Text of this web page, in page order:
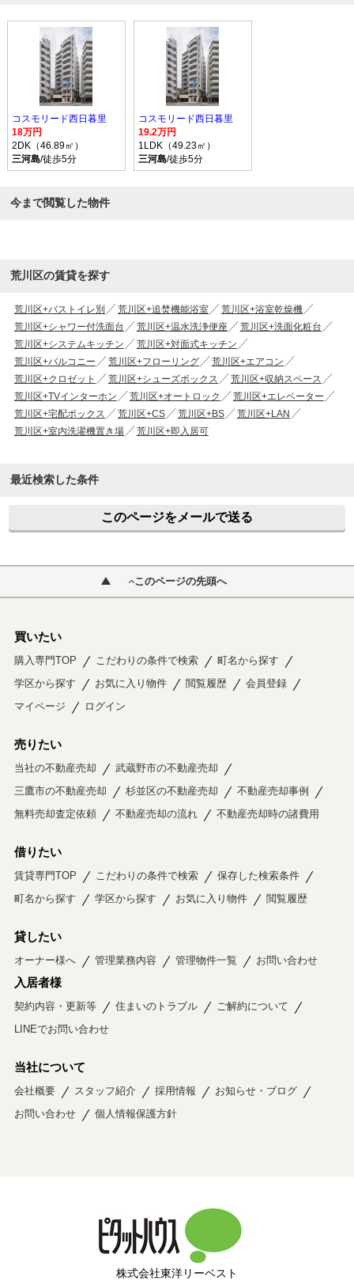
コスモリード西日暮里
18万円
2DK（46.89㎡）
三河島/徒歩5分
コスモリード西日暮里
19.2万円
1LDK（49.23㎡）
三河島/徒歩5分
今まで閲覧した物件
荒川区の賃貸を探す
荒川区+バストイレ別 荒川区+追焚機能浴室
荒川区+浴室乾燥機
荒川区+シャワー付洗面台
荒川区+温水洗浄便座
荒川区+洗面化粧台
荒川区+システムキッチン
荒川区+対面式キッチン
荒川区+バルコニー
荒川区+フローリング
荒川区+エアコン
荒川区+クロゼット
荒川区+シューズボックス
荒川区+収納スペース
荒川区+TVインターホン
荒川区+オートロック
荒川区+エレベーター
荒川区+宅配ボックス
荒川区+CS 荒川区+BS
荒川区+LAN
荒川区+室内洗濯機置き場
荒川区+即入居可
最近検索した条件
このページをメールで送る
このページの先頭へ
買いたい
購入専門TOP こだわりの条件で検索
町名から探す
学区から探す
お気に入り物件 閲覧履歴
会員登録
マイページ
ログイン
売りたい
当社の不動産売却
武蔵野市の不動産売却
三鷹市の不動産売却
杉並区の不動産売却
不動産売却事例
無料売却査定依頼
不動産売却の流れ 不動産売却時の諸費用
借りたい
賃貸専門TOP こだわりの条件で検索
保存した検索条件
町名から探す
学区から探す お気に入り物件 閲覧履歴
貸したい
オーナー様へ 管理業務内容 管理物件一覧 お問い合わせ
入居者様
契約内容・更新等 住まいのトラブル
ご解約について
LINEでお問い合わせ
当社について
会社概要 スタッフ紹介 採用情報
お知らせ・ブログ
お問い合わせ
個人情報保護方針
株式会社東洋リーベスト